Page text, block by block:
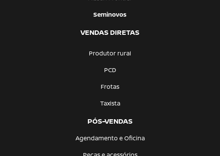
Seminovos
VENDAS DIRETAS
Produtor rural
PCD
Frotas
Taxista
PÓS-VENDAS
Agendamento e Oficina